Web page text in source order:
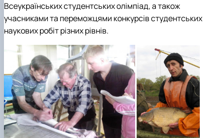
Всеукраїнських студентських олімпіад, а також
учасниками та переможцями конкурсів студентських
наукових робіт різних рівнів.